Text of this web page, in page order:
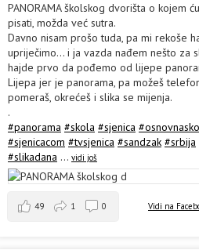
PANORAMA školskog dvorišta o kojem
pisati, možda već sutra.
Davno nisam prošo tuda, pa mi rekoše
upriječimo... i ja vazda nađem nešto za
hajde prvo da pođemo od lijepe
Lijepa jer je panorama, pa možeš
pomeraš, okrećeš i slika se mijenja.
.
#panorama #skola #sjenica
#sjenicacom #tvsjenica #sandzak #srbija
#slikadana ... vidi još
Vidi na
49 1 0